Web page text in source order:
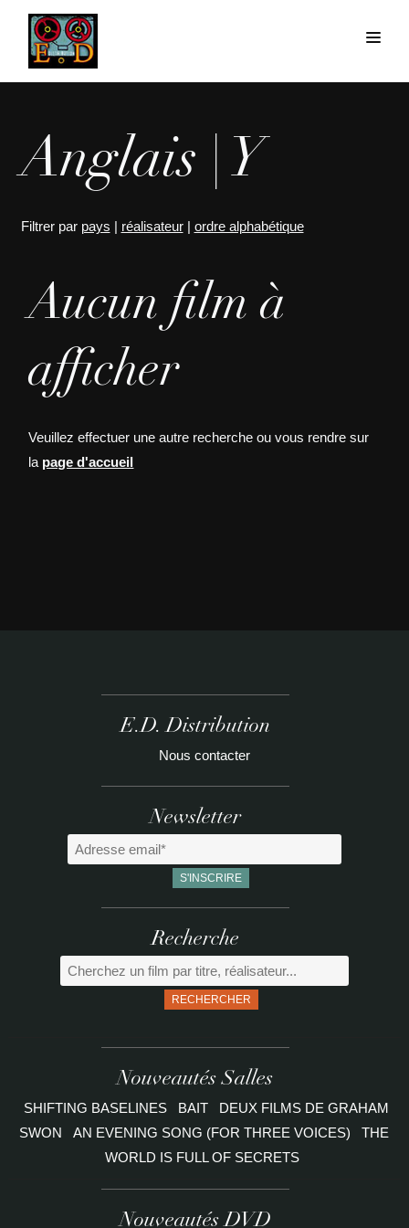
Anglais | Y
Filtrer par pays | réalisateur| ordre alphabétique
Aucun film à
afficher
Veuillez effectuer une autre recherche ou vous rendre sur
la page d'accueil
E.D. Distribution
Nous contacter
Newsletter
Recherche
RECHERCHER
Nouveautés Salles
SHIFTING BASELINES BAIT
DEUX FILMS DE GRAHAM
SWON
AN EVENING SONG (FOR THREE VOICES)
THE
WORLD IS FULL OF SECRETS
Nouveautés DVD